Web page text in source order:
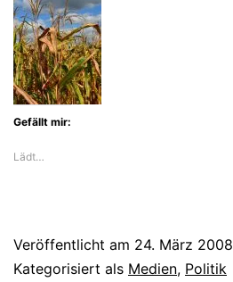
Gefällt mir:
Lädt…
Veröffentlicht am 24. März 2008
Kategorisiert als Medien, Politik